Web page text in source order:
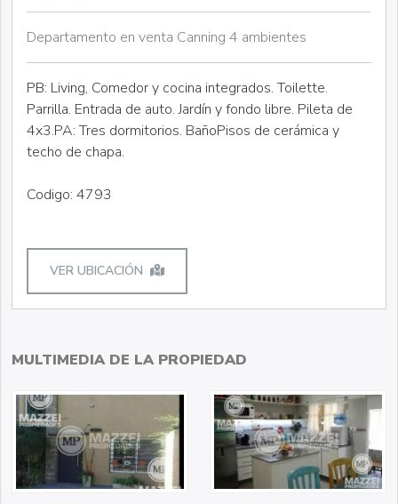
Departamento en venta Canning 4 ambientes
PB: Living, Comedor y cocina integrados. Toilette.
Parrilla. Entrada de auto. Jardín y fondo libre. Pileta de
4x3.PA: Tres dormitorios. BañoPisos de cerámica y
techo de chapa.
Codigo: 4793
VER UBICACIÓN
MULTIMEDIA DE LA PROPIEDAD